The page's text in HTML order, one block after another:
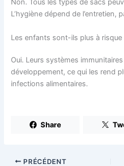
Non. Tous les types de sacs
L’hygiène dépend de l’entretien,
Les enfants sont-ils plus à risque
Oui. Leurs systèmes
développement, ce qui les rend
infections alimentaires.
Share
PRÉCÉDENT